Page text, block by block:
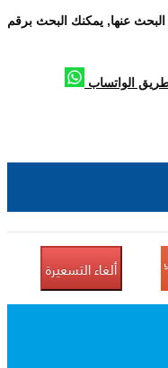
البحث عنها, يمكنك البحث برقم
الواتساب
ألغاء التسعيرة